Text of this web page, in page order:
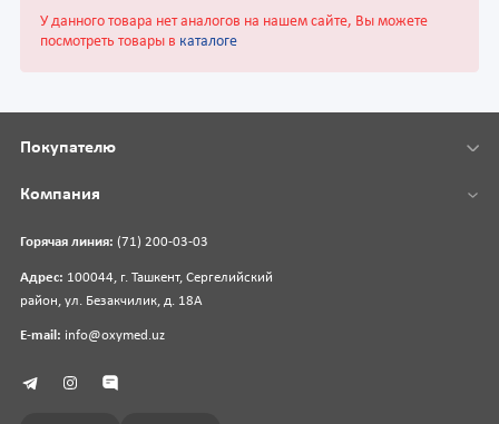
У данного товара нет аналогов на нашем сайте, Вы можете
посмотреть товары в каталоге
Горячая линия: (71) 200-03-03
Адрес: 100044, г. Ташкент, Сергелийский
район, ул. Безакчилик, д. 18А
E-mail: info@oxymed.uz
Покупателю
Компания